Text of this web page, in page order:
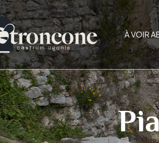
À VOIR